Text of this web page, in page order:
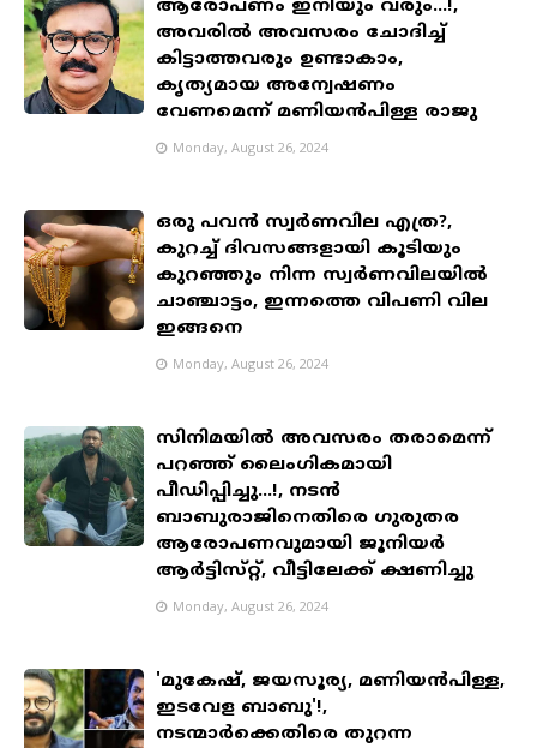
ആരോപണം ഇനിയും വരും...!,
അവരിൽ അവസരം ചോദിച്ച്
കിട്ടാത്തവരും ഉണ്ടാകാം,
കൃത്യമായ അന്വേഷണം
വേണമെന്ന് മണിയൻപിള്ള രാജു
Monday, August 26, 2024
ഒരു പവൻ സ്വർണവില എത്ര?,
കുറച്ച് ദിവസങ്ങളായി കൂടിയും
കുറഞ്ഞും നിന്ന സ്വർണവിലയിൽ
ചാഞ്ചാട്ടം, ഇന്നത്തെ വിപണി വില
ഇങ്ങനെ
Monday, August 26, 2024
സിനിമയിൽ അവസരം തരാമെന്ന്
പറഞ്ഞ് ലൈംഗികമായി
പീഡിപ്പിച്ചു...!, നടൻ
ബാബുരാജിനെതിരെ ഗുരുതര
ആരോപണവുമായി ജൂനിയർ
ആർട്ടിസ്‌റ്റ്, വീട്ടിലേക്ക് ക്ഷണിച്ചു
Monday, August 26, 2024
'മുകേഷ്, ജയസൂര്യ, മണിയന്‍പിള്ള,
ഇടവേള ബാബു'!,
നടന്മാർക്കെതിരെ തുറന്ന